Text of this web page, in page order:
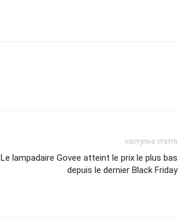
наступна стаття
Le lampadaire Govee atteint le prix le plus bas
depuis le dernier Black Friday